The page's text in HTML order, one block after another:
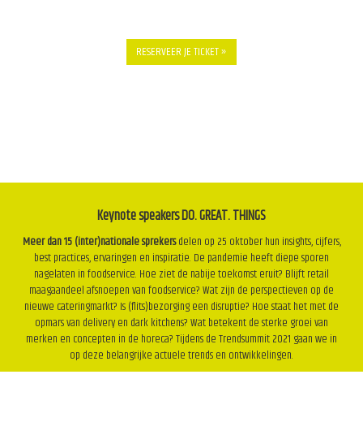
RESERVEER JE TICKET »
Keynote speakers DO. GREAT. THINGS
Meer dan 15 (inter)nationale sprekersdelen op 25 oktober hun insights, cijfers,
best practices, ervaringen en inspiratie. De pandemie heeft diepe sporen
nagelaten in foodservice. Hoe ziet de nabije toekomst eruit? Blijft retail
maagaandeel afsnoepen van foodservice? Wat zijn de perspectieven op de
nieuwe cateringmarkt? Is (flits)bezorging een disruptie? Hoe staat het met de
opmars van delivery en dark kitchens? Wat betekent de sterke groei van
merken en concepten in de horeca? Tijdens de Trendsummit 2021 gaan we in
op deze belangrijke actuele trends en ontwikkelingen.